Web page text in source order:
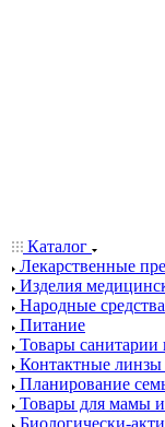
Каталог
Лекарственные
Изделия
Народные средства
Питание
Товары санитарии
Контактные линзы
Планирование
Товары для мамы
Биологически-